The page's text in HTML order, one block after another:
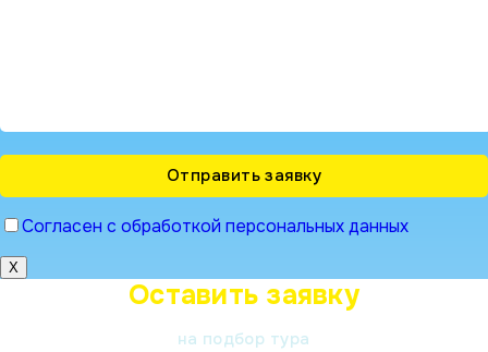
Согласен с обработкой персональных данных
X
Оставить заявку
на подбор тура